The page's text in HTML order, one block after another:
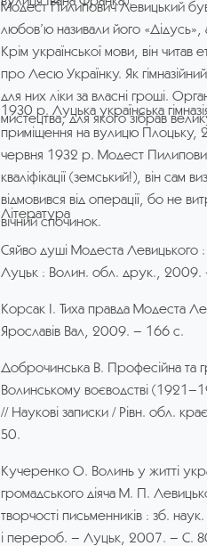
Володимира Григоровича
обліку пам’яток архітектури в
Окрім насиченої практичної
реставратора, В. Г. Леонтович з
діяльність у Київському
Також він до 1941 р. викладав
художньому інститутах,
1930 р. В. Г. Леонтович – доцент
інженерно-будівельного
виробничий, педагогічний досвід
вчене звання професора без
Упродовж 1963–1966 рр.
ЦДІАК УРСР різноманітні
роботу над ремонтом,
Волинської губ.; будівництвом
меморіального комплексу
діапозитиви на склі із
архітектури на території
рецензії та інші різні документи.
Помер на 87 році життя 29
кладовищі.
Модест Пилипович Левицький був
любов’ю називали його
Крім української мови, він читав
про Лесю Українку. Як
для них ліки за власні гроші.
мистецтва, для якого зібрав
1930 р. Луцька українська
приміщення на вулицю Плоцьку,
червня 1932 р. Модест
кваліфікації (земський!), він сам
відмовився від операції, бо не
вічний спочинок.
Література
Сяйво душі Модеста Левицького :
Луцьк : Волин. обл. друк., 2009. –
Корсак І. Тиха правда Модеста
Ярославів Вал, 2009. – 166 с.
Доброчинська В. Професійна та
Волинському воєводстві
// Наукові записки / Рівн. обл.
50.
Кучеренко О. Волинь у житті
громадського діяча М. П.
творчості письменників : зб.
і перероб. – Луцьк, 2007. – С.